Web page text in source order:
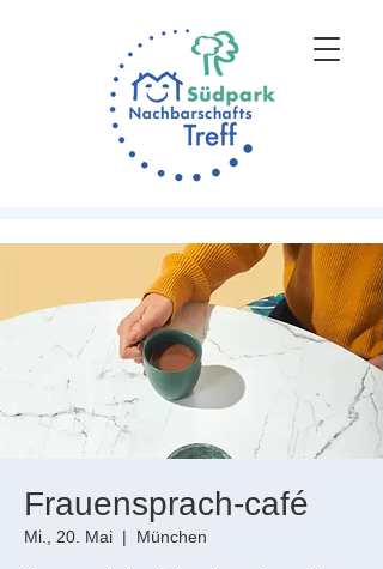
Frauensprach-café
Mi., 20. Mai
  |
München